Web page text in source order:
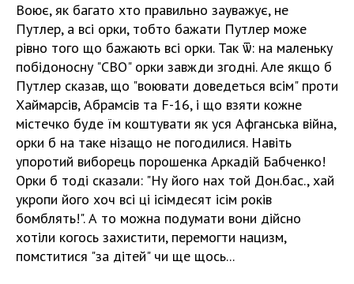
Воює, як багато хто правильно зауважує, не
Путлер, а всі орки, тобто бажати Путлер може
рівно того що бажають всі орки. Так ѿ: на маленьку
побідоносну "СВО" орки завжди згодні. Але якщо б
Путлер сказав, що "воювати доведеться всім" проти
Хаймарсів, Абрамсів та F-16, і що взяти кожне
містечко буде їм коштувати як уся Афганська війна,
орки б на таке нізащо не погодилися. Навіть
упоротий виборець порошенка Аркадій Бабченко!
Орки б тоді сказали: "Ну його нах той Дон.бас., хай
укропи його хоч всі ці ѵісімдесят ѵісім років
бомблять!". А то можна подумати вони дійсно
хотіли когось захистити, перемогти нацизм,
помститися "за дітей" чи ще щось...